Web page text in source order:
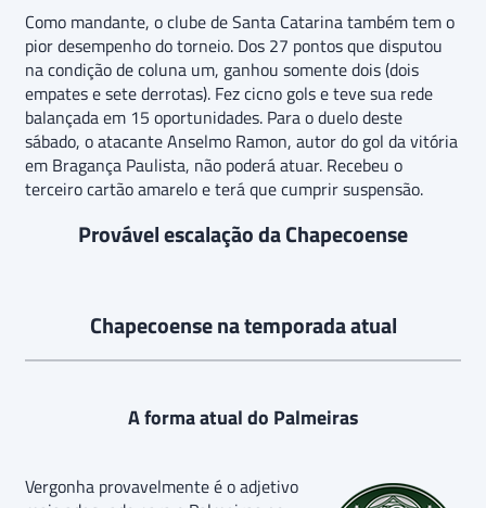
Como mandante, o clube de Santa Catarina também tem o
pior desempenho do torneio. Dos 27 pontos que disputou
na condição de coluna um, ganhou somente dois (dois
empates e sete derrotas). Fez cicno gols e teve sua rede
balançada em 15 oportunidades. Para o duelo deste
sábado, o atacante Anselmo Ramon, autor do gol da vitória
em Bragança Paulista, não poderá atuar. Recebeu o
terceiro cartão amarelo e terá que cumprir suspensão.
Provável escalação da Chapecoense
Chapecoense na temporada atual
A forma atual do Palmeiras
Vergonha provavelmente é o adjetivo